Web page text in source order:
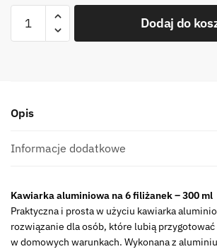
Kafeterka
6
CUP
Dodaj do
Opis
Informacje dodatkowe
Kawiarka aluminiowa na 6 filiżanek – 300 ml
Praktyczna i prosta w użyciu kawiarka
rozwiązanie dla osób, które lubią
w domowych warunkach. Wykonana z